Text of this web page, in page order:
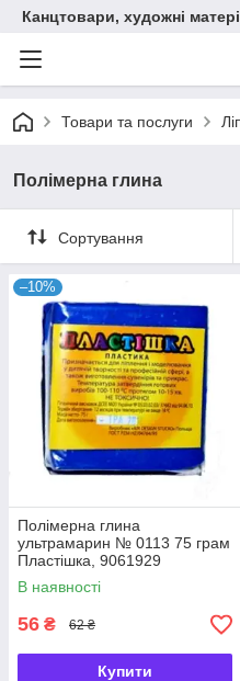
Канцтовари, художні
Товари та послуги
Полімерна глина
Сортування
–10%
Полімерна глина
ультрамарин № 0113 75 грам
Пластішка, 9061929
В наявності
56 ₴ 62 ₴
Купити